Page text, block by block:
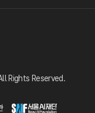
Rights Reserved.